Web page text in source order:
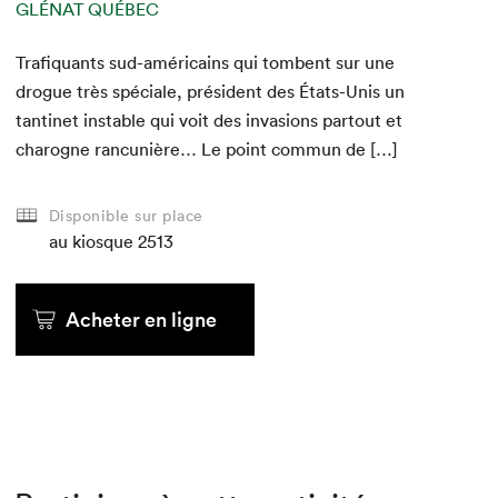
GLÉNAT QUÉBEC
au kiosque
Acheter en ligne
GLÉNAT QUÉBEC
au kiosque
Acheter en ligne
GLÉNAT QUÉBEC
Trafi­quants sud-améri­cains qui tombent sur une
drogue très spé­ciale, prési­dent des États-Unis un
tan­ti­net insta­ble qui voit des inva­sions partout et
charogne ran­cu­nière… Le point com­mun de […]
Disponible sur place
au kiosque 2513
Acheter en ligne
GLÉNAT QUÉBEC
au kiosque
Acheter en ligne
GLÉNAT QUÉBEC
au kiosque
Acheter en ligne
GLÉNAT QUÉBEC
au kiosque
Acheter en ligne